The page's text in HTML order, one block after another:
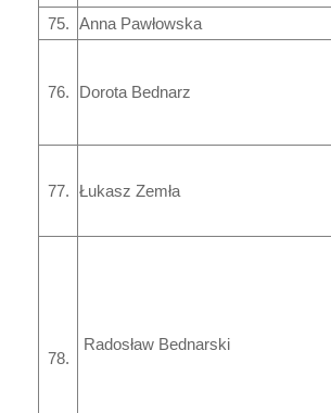
75. Anna Pawłowska
76. Dorota Bednarz
77. Łukasz Zemła
78.
Radosław Bednarski